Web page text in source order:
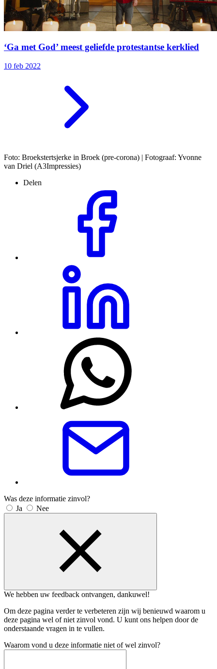
‘Ga met God’ meest geliefde protestantse kerklied
10 feb 2022
Foto: Broekstertsjerke in Broek (pre-corona) | Fotograaf: Yvonne
van Driel (A3Impressies)
Delen
Was deze informatie zinvol?
Ja
Nee
We hebben uw feedback ontvangen, dankuwel!
Om deze pagina verder te verbeteren zijn wij benieuwd waarom u
deze pagina wel of niet zinvol vond. U kunt ons helpen door de
onderstaande vragen in te vullen.
Waarom vond u deze informatie niet of wel zinvol?